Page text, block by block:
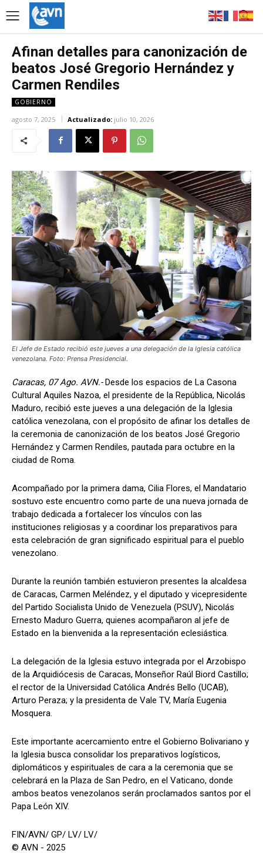
Afinan detalles para canonización de
beatos José Gregorio Hernández y
Carmen Rendiles
GOBIERNO
agosto 7, 2025 Actualizado: julio 10, 2026
El Jefe de Estado recibió este jueves a una delegación de la Iglesia católica
venezolana. Foto: Prensa Presidencial.
Caracas, 07 Ago. AVN.-Desde los espacios de La Casona
Cultural Aquiles Nazoa, el presidente de la República, Nicolás
Maduro, recibió este jueves a una delegación de la Iglesia
católica venezolana, con el propósito de afinar los detalles de
la ceremonia de canonización de los beatos José Gregorio
Hernández y Carmen Rendiles, pautada para octubre en la
ciudad de Roma.
Acompañado por la primera dama, Cilia Flores, el Mandatario
sostuvo este encuentro como parte de una nueva jornada de
trabajo dedicada a fortalecer los vínculos con las
instituciones religiosas y a coordinar los preparativos para
esta celebración de gran significado espiritual para el pueblo
venezolano.
Durante la reunión también estuvieron presentes la alcaldesa
de Caracas, Carmen Meléndez, y el diputado y vicepresidente
del Partido Socialista Unido de Venezuela (PSUV), Nicolás
Ernesto Maduro Guerra, quienes acompañaron al jefe de
Estado en la bienvenida a la representación eclesiástica.
La delegación de la Iglesia estuvo integrada por el Arzobispo
de la Arquidiócesis de Caracas, Monseñor Raúl Biord Castillo;
el rector de la Universidad Católica Andrés Bello (UCAB),
Arturo Peraza; y la presidenta de Vale TV, María Eugenia
Mosquera.
Este importante acercamiento entre el Gobierno Bolivariano y
la Iglesia busca consolidar los preparativos logísticos,
diplomáticos y espirituales de cara a la ceremonia que se
celebrará en la Plaza de San Pedro, en el Vaticano, donde
ambos beatos venezolanos serán proclamados santos por el
Papa León XIV.
FIN/AVN/ GP/ LV/ LV/
© AVN - 2025